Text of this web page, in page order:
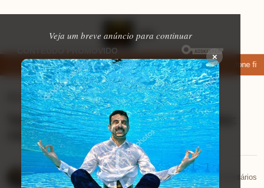
Veja um breve anúncio para continuar
×
apps de namoro que permitem enviar fotos e vídeos Microfone
Microfones USB ⏱ 10 min de leitura
Testamos o microfone dinâmico Fifine:
resultados surpreendentes
Lucas Andrade
17/08/2025
📅 17/08/2025💬 0 comentários